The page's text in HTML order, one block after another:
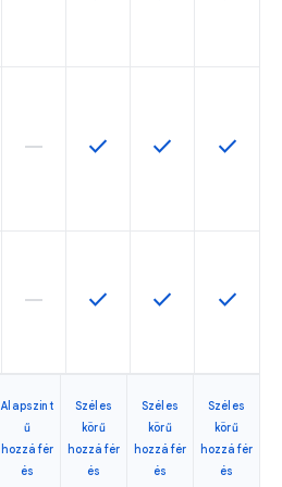
Ez a termékváltozat nem
horizontal_rule Ez a funkció az adott
check Ez a funkció az
check Ez a
check
Ez a termékváltozat nem
horizontal_rule Ez a funkció az adott
check Ez a funkció az
check Ez a
check
Alapszint
ű
hozzáfér
és
Széles
körű
hozzáfér
és
Széles
körű
hozzáfér
és
Széles
körű
hozzáfér
és